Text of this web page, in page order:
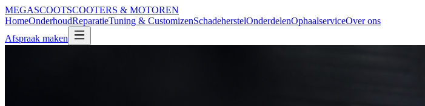
MEGASCOOTSCOOTERS & MOTOREN
HomeOnderhoudReparatieTuning & CustomizenSchadeherstelOnderdelenOphaalserviceOver ons
Afspraak maken